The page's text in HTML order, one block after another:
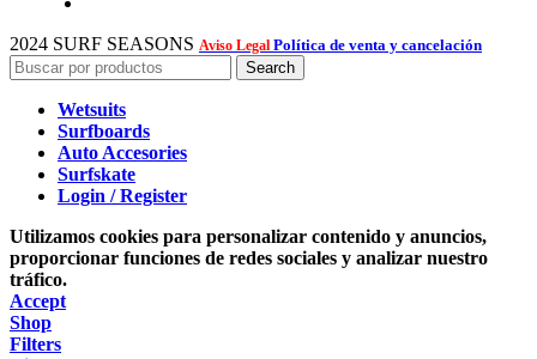
2024 SURF SEASONS Aviso Legal Política de venta y cancelación
Search
Wetsuits
Surfboards
Auto Accesories
Surfskate
Login / Register
Utilizamos cookies para personalizar contenido y anuncios,
proporcionar funciones de redes sociales y analizar nuestro
tráfico.
Accept
Shop
Filters